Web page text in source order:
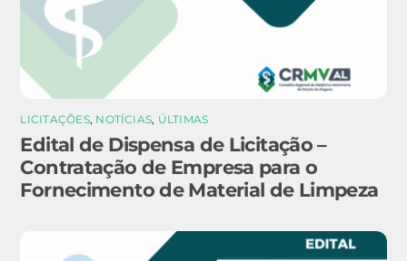
LICITAÇÕES, NOTÍCIAS, ÚLTIMAS
Edital de Dispensa de Licitação –
Contratação de Empresa para o
Fornecimento de Material de Limpeza